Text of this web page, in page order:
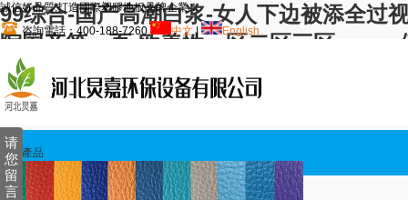
99综合-国产高潮白浆-女人下边被添全过
院国产第一页-欧美性一区二区三区-
处大片-激情内射亚洲一区二区三区爱妻-
费av免费看-亚洲精品国产suv-国产精品
誠信好品質,打造國際塑膠地板品牌企業！
咨詢電話：400-188-7260
中文| English
首頁
翼辰產品
请
您
留
言